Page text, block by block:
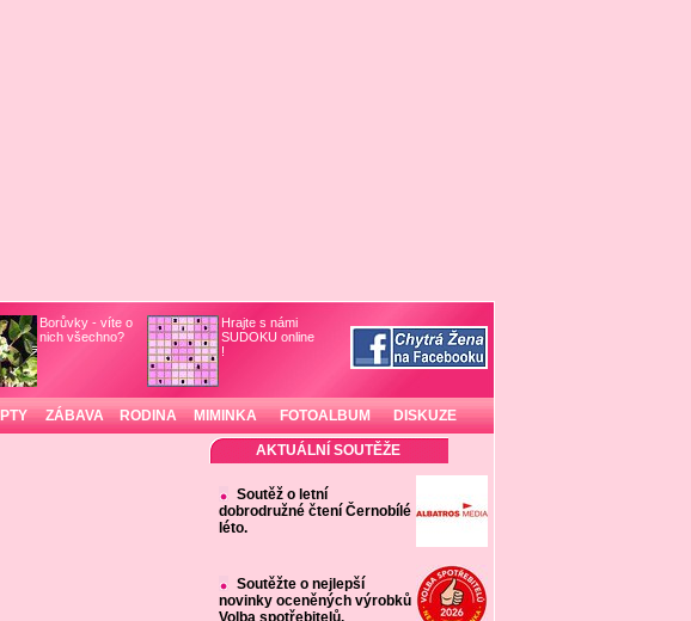
Borůvky - víte o
nich všechno?
Hrajte s námi
SUDOKU online
!
ZÁBAVA RODINA MIMINKA FOTOALBUM DISKUZE
AKTUÁLNÍ SOUTĚŽE
Soutěž o letní
dobrodružné čtení Černobílé
léto.
Soutěžte o nejlepší
novinky oceněných výrobků
Volba spotřebitelů.